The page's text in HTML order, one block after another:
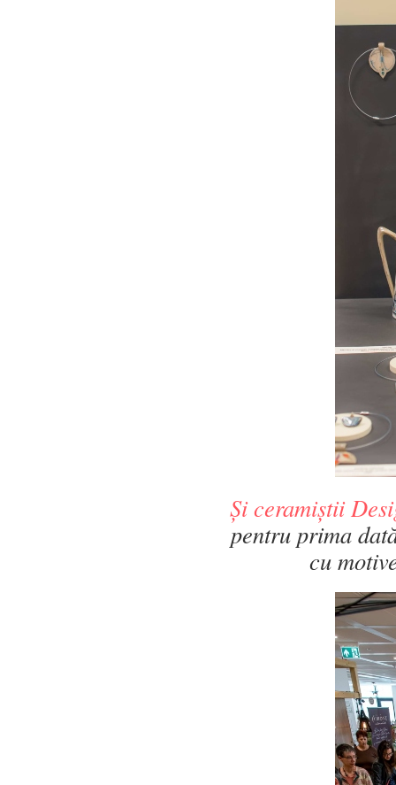
Și ceramiștii
pentru prima
cu